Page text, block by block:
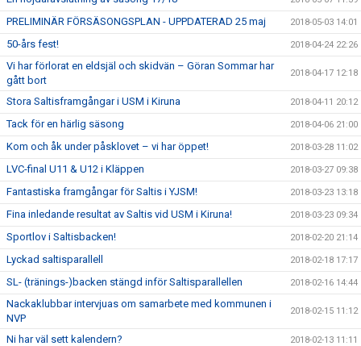
PRELIMINÄR FÖRSÄSONGSPLAN - UPPDATERAD 25 maj 2018-05-03 14:01
50-års fest! 2018-04-24 22:26
Vi har förlorat en eldsjäl och skidvän – Göran Sommar har
gått bort
2018-04-17 12:18
Stora Saltisframgångar i USM i Kiruna 2018-04-11 20:12
Tack för en härlig säsong 2018-04-06 21:00
Kom och åk under påsklovet – vi har öppet! 2018-03-28 11:02
LVC-final U11 & U12 i Kläppen 2018-03-27 09:38
Fantastiska framgångar för Saltis i YJSM! 2018-03-23 13:18
Fina inledande resultat av Saltis vid USM i Kiruna! 2018-03-23 09:34
Sportlov i Saltisbacken! 2018-02-20 21:14
Lyckad saltisparallell 2018-02-18 17:17
SL- (tränings-)backen stängd inför Saltisparallellen 2018-02-16 14:44
Nackaklubbar intervjuas om samarbete med kommunen i
NVP
2018-02-15 11:12
Ni har väl sett kalendern? 2018-02-13 11:11